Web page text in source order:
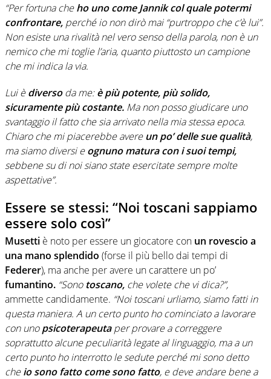
“Per fortuna cheho uno come Jannik col quale potermi
confrontare, perché io non dirò mai “purtroppo che c’è lui”.
Non esiste una rivalità nel vero senso della parola, non è un
nemico che mi toglie l’aria, quanto piuttosto un campione
che mi indica la via.
Lui èdiversoda me:è più potente, più solido,
sicuramente più costante. Ma non posso giudicare uno
svantaggio il fatto che sia arrivato nella mia stessa epoca.
Chiaro che mi piacerebbe avereun po’ delle sue qualità,
ma siamo diversi eognuno matura con i suoi tempi,
sebbene su di noi siano state esercitate sempre molte
aspettative”.
Essere se stessi: “Noi toscani sappiamo
essere solo così”
Musetti è noto per essere un giocatore con un rovescio a
una mano splendido (forse il più bello dai tempi di
Federer), ma anche per avere un carattere un po’
fumantino. “Sono toscano, che volete che vi dica?”,
ammette candidamente. “Noi toscani urliamo, siamo fatti in
questa maniera. A un certo punto ho cominciato a lavorare
con unopsicoterapeutaper provare a correggere
soprattutto alcune peculiarità legate al linguaggio, ma a un
certo punto ho interrotto le sedute perché mi sono detto
cheio sono fatto come sono fatto, e deve andare bene a